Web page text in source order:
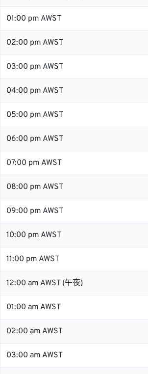
01:00 pm AWST
02:00 pm AWST
03:00 pm AWST
04:00 pm AWST
05:00 pm AWST
06:00 pm AWST
07:00 pm AWST
08:00 pm AWST
09:00 pm AWST
10:00 pm AWST
11:00 pm AWST
12:00 am AWST (午夜)
01:00 am AWST
02:00 am AWST
03:00 am AWST